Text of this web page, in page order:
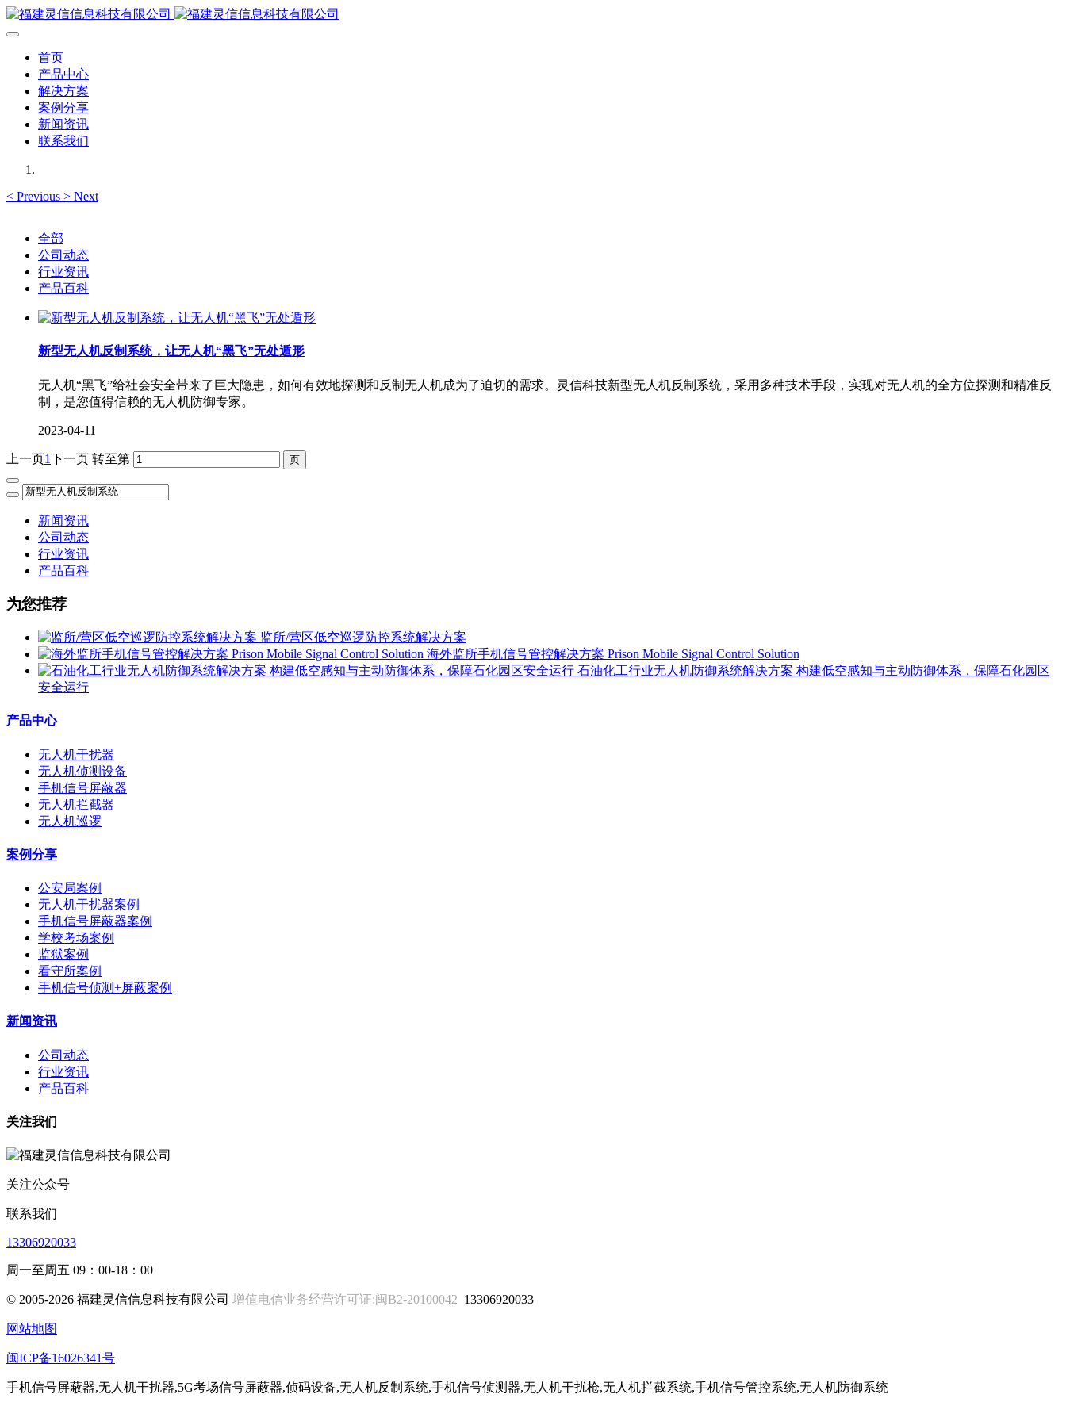
首页
产品中心
解决方案
案例分享
新闻资讯
联系我们
< Previous > Next
全部
公司动态
行业资讯
产品百科
新型无人机反制系统，让无人机“黑飞”无处遁形
无人机“黑飞”给社会安全带来了巨大隐患，如何有效地探测和反制无人机成为了迫切的需求。灵信科技新型无人机反制系统，采用多种技术手段，实现对无人机的全方位探测和精准反
制，是您值得信赖的无人机防御专家。
2023-04-11
上一页1下一页 转至第
新闻资讯
公司动态
行业资讯
产品百科
为您推荐
监所/营区低空巡逻防控系统解决方案
海外监所手机信号管控解决方案 Prison Mobile Signal Control Solution
石油化工行业无人机防御系统解决方案 构建低空感知与主动防御体系，保障石化园区
安全运行
产品中心
无人机干扰器
无人机侦测设备
手机信号屏蔽器
无人机拦截器
无人机巡逻
案例分享
公安局案例
无人机干扰器案例
手机信号屏蔽器案例
学校考场案例
监狱案例
看守所案例
手机信号侦测+屏蔽案例
新闻资讯
公司动态
行业资讯
产品百科
关注我们
关注公众号
联系我们
13306920033
周一至周五 09：00-18：00
© 2005-2026 福建灵信信息科技有限公司 增值电信业务经营许可证:闽B2-20100042 13306920033
网站地图
闽ICP备16026341号
手机信号屏蔽器,无人机干扰器,5G考场信号屏蔽器,侦码设备,无人机反制系统,手机信号侦测器,无人机干扰枪,无人机拦截系统,手机信号管控系统,无人机防御系统